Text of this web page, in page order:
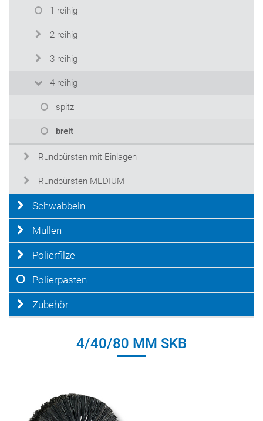
1-reihig
2-reihig
3-reihig
4-reihig
spitz
breit
Rundbürsten mit Einlagen
Rundbürsten MEDIUM
Schwabbeln
Mullen
Polierfilze
Polierpasten
Zubehör
4/40/80 MM SKB